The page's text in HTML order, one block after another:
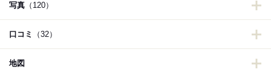
写真 （120）
口コミ （32）
地図